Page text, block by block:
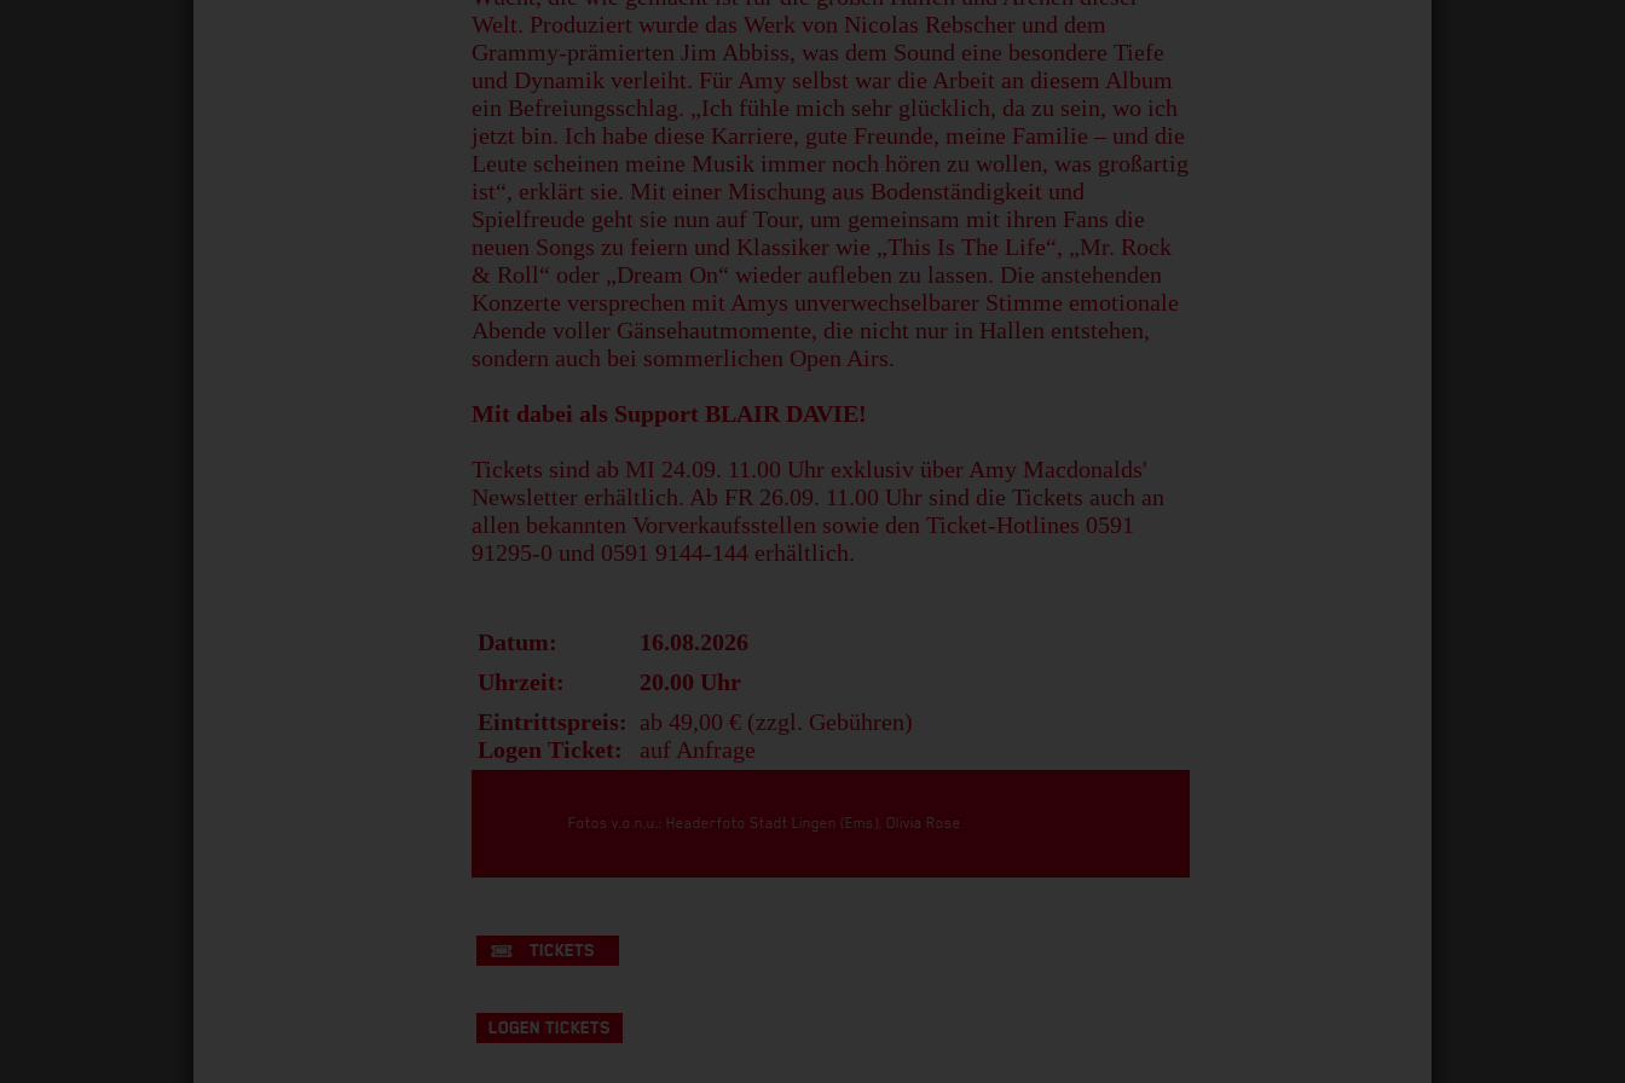
Welt. Produziert wurde das Werk von Nicolas Rebscher und dem
Grammy-prämierten Jim Abbiss, was dem Sound eine besondere Tiefe
und Dynamik verleiht. Für Amy selbst war die Arbeit an diesem Album
ein Befreiungsschlag. „Ich fühle mich sehr glücklich, da zu sein, wo ich
jetzt bin. Ich habe diese Karriere, gute Freunde, meine Familie – und die
Leute scheinen meine Musik immer noch hören zu wollen, was großartig
ist“, erklärt sie. Mit einer Mischung aus Bodenständigkeit und
Spielfreude geht sie nun auf Tour, um gemeinsam mit ihren Fans die
neuen Songs zu feiern und Klassiker wie „This Is The Life“, „Mr. Rock
& Roll“ oder „Dream On“ wieder aufleben zu lassen. Die anstehenden
Konzerte versprechen mit Amys unverwechselbarer Stimme emotionale
Abende voller Gänsehautmomente, die nicht nur in Hallen entstehen,
sondern auch bei sommerlichen Open Airs.
Mit dabei als Support BLAIR DAVIE!
Tickets sind ab MI 24.09. 11.00 Uhr exklusiv über Amy Macdonalds'
Newsletter erhältlich. Ab FR 26.09. 11.00 Uhr sind die Tickets auch an
allen bekannten Vorverkaufsstellen sowie den Ticket-Hotlines 0591
91295-0 und 0591 9144-144 erhältlich.
Datum:
16.08.2026
Uhrzeit:
20.00 Uhr
Eintrittspreis:
Logen Ticket:
ab 49,00 € (zzgl. Gebühren)
auf Anfrage
Fotos v.o.n.u.: Headerfoto Stadt Lingen (Ems), Olivia Rose
TICKETS
LOGEN TICKETS